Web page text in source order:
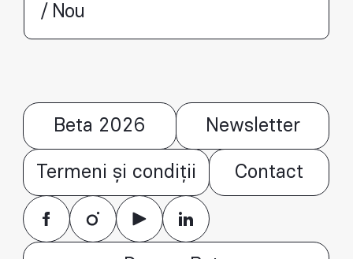
/ Nou
Beta 2026 Newsletter
Termeni și condiții Contact